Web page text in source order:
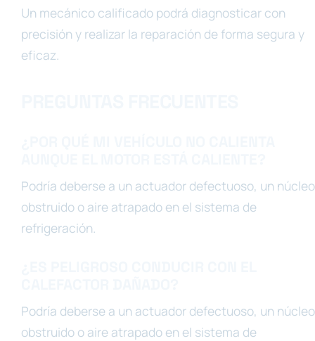
Un mecánico calificado podrá diagnosticar con
precisión y realizar la reparación de forma segura y
eficaz.
Podría deberse a un actuador defectuoso, un núcleo
obstruido o aire atrapado en el sistema de
refrigeración.
Podría deberse a un actuador defectuoso, un núcleo
obstruido o aire atrapado en el sistema de